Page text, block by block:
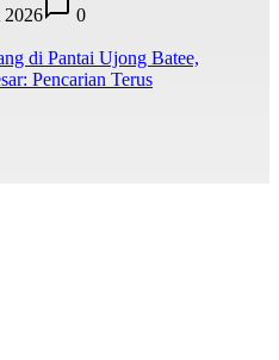
2026
0
di Pantai Ujong Batee,
Pencarian Terus